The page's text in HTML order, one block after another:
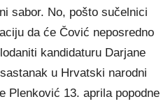
sabor. No, pošto sučelnici
da će Čović neposredno
kandidaturu Darjane
u Hrvatski narodni
Plenković 13. aprila popodne